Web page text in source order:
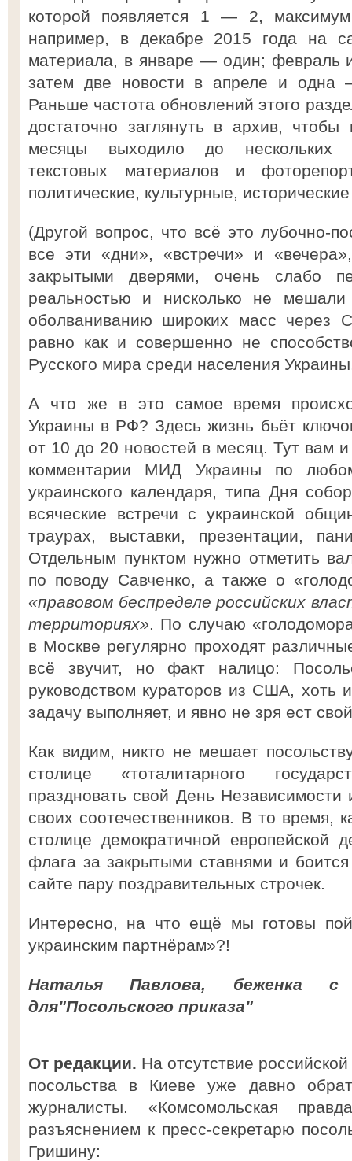
которой появляется 1 — 2,
например, в декабре 2015 года на
материала, в январе — один;
затем две новости в апреле и
Раньше частота обновлений этого
достаточно заглянуть в архив,
месяцы выходило до нескольких
текстовых материалов и
политические, культурные,
(Другой вопрос, что всё это лубочно-
все эти «дни», «встречи» и
закрытыми дверями, очень слабо
реальностью и нисколько не мешали
оболваниванию широких масс через
равно как и совершенно не
Русского мира среди населения
А что же в это самое время
Украины в РФ? Здесь жизнь бьёт
от 10 до 20 новостей в месяц. Тут вам
комментарии МИД Украины по
украинского календаря, типа Дня
всяческие встречи с украинской
траурах, выставки, презентации,
Отдельным пунктом нужно отметить
по поводу Савченко, а также о
«правовом беспределе российских
территориях». По случаю
в Москве регулярно проходят
всё звучит, но факт налицо:
руководством кураторов из США, хоть
задачу выполняет, и явно не зря ест
Как видим, никто не мешает
столице «тоталитарного
праздновать свой День Независимости
своих соотечественников. В то время,
столице демократичной европейской
флага за закрытыми ставнями и
сайте пару поздравительных строчек.
Интересно, на что ещё мы готовы
украинским партнёрам»?!
Наталья Павлова, беженка с
для"Посольского приказа"
От редакции. На отсутствие
посольства в Киеве уже давно
журналисты. «Комсомольская
разъяснением к пресс-секретарю
Гришину: